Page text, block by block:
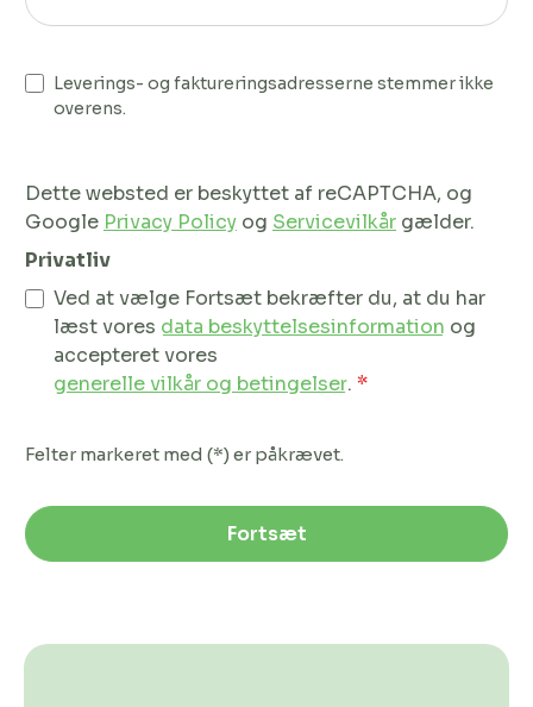
Leverings- og faktureringsadresserne stemmer ikke
overens.
Dette websted er beskyttet af reCAPTCHA, og
Google Privacy Policy og Servicevilkår gælder.
Privatliv
Ved at vælge Fortsæt bekræfter du, at du har
læst vores data beskyttelsesinformation og
accepteret vores
generelle vilkår og betingelser. *
Felter markeret med (*) er påkrævet.
Fortsæt